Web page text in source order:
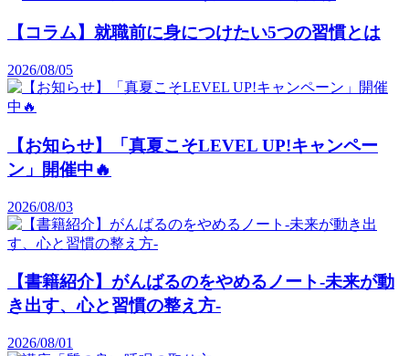
【コラム】就職前に身につけたい5つの習慣とは
2026/08/05
【お知らせ】「真夏こそLEVEL UP!キャンペー
ン」開催中🔥
2026/08/03
【書籍紹介】がんばるのをやめるノート-未来が動
き出す、心と習慣の整え方-
2026/08/01